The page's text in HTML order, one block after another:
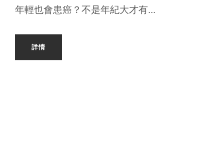
年輕也會患癌？不是年紀大才有...
詳情